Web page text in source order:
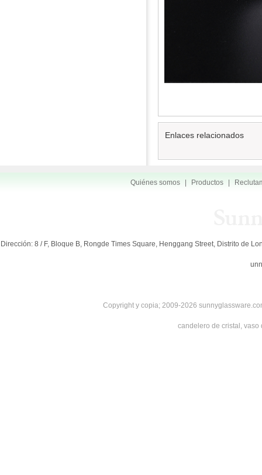
Enlaces relacionados
Quiénes somos Productos
Dirección: 8 / F, Bloque B, Rongde Times Square, Henggang Street, Distrito de
Copyright y copia; 2009-2026
candelero de cristal,